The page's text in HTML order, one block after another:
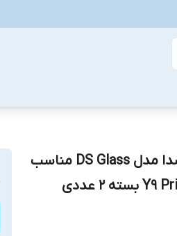
محافظ صفحه نمایش شیشه ای آسدا مدل DS Glass مناسب